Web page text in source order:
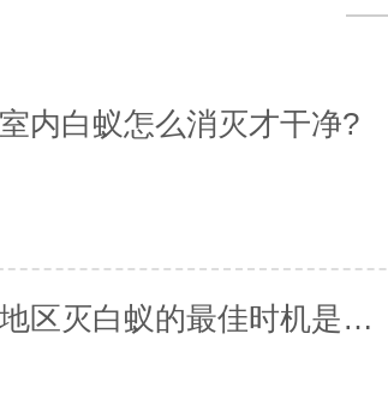
内白蚁怎么消灭才干净?
毕节地区灭白蚁的最佳时机是什么?